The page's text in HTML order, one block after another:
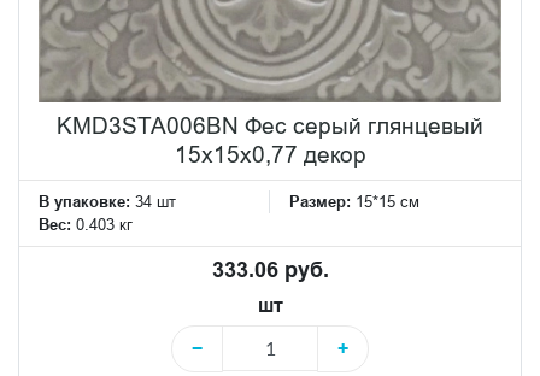
KMD3STA006BN Фес серый глянцевый
15x15x0,77 декор
В упаковке: 34 шт Размер: 15*15 см
Вес: 0.403 кг
333.06 руб.
шт
−
+